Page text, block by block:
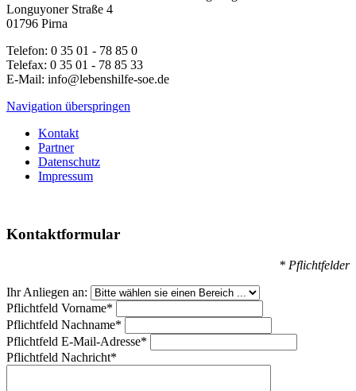
Longuyoner Straße 4
01796 Pirna
Telefon: 0 35 01 - 78 85 0
Telefax: 0 35 01 - 78 85 33
E-Mail: info@lebenshilfe-soe.de
Navigation überspringen
Kontakt
Partner
Datenschutz
Impressum
Kontaktformular
* Pflichtfelder
Ihr Anliegen an:
Pflichtfeld Vorname*
Pflichtfeld Nachname*
Pflichtfeld E-Mail-Adresse*
Pflichtfeld Nachricht*